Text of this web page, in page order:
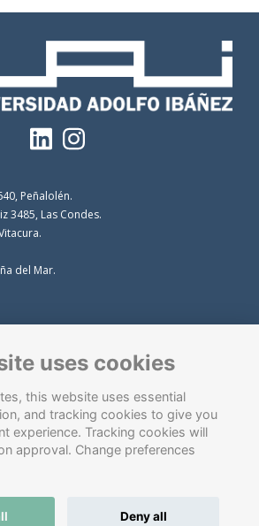
Peñalolén.
3485, Las Condes.
del Mar.
de antiguos alumnosenergizado por
uses cookies
this website uses essential
and tracking cookies to give you
experience. Tracking cookies will
approval. Change preferences
Deny all